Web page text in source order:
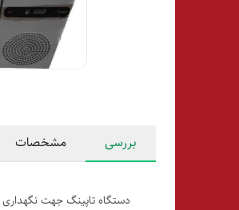
بررسی مشخصات
دستگاه تاپینگ جهت نگهداری